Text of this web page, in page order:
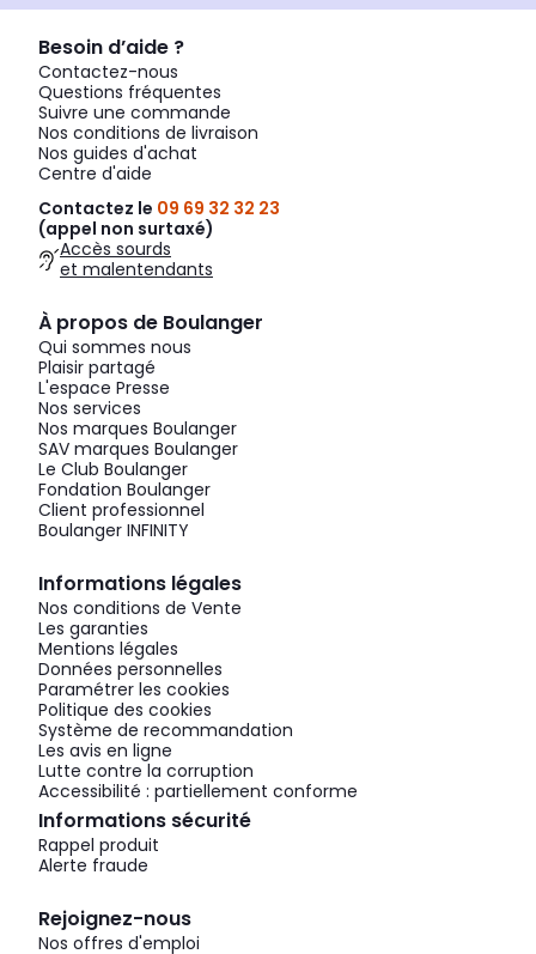
Besoin d’aide ?
Contactez-nous
Questions fréquentes
Suivre une commande
Nos conditions de livraison
Nos guides d'achat
Centre d'aide
Contactez le 09 69 32 32 23
(appel non surtaxé)
Accès sourds
et malentendants
À propos de Boulanger
Qui sommes nous
Plaisir partagé
L'espace Presse
Nos services
Nos marques Boulanger
SAV marques Boulanger
Le Club Boulanger
Fondation Boulanger
Client professionnel
Boulanger INFINITY
Informations légales
Nos conditions de Vente
Les garanties
Mentions légales
Données personnelles
Paramétrer les cookies
Politique des cookies
Système de recommandation
Les avis en ligne
Lutte contre la corruption
Accessibilité : partiellement conforme
Informations sécurité
Rappel produit
Alerte fraude
Rejoignez-nous
Nos offres d'emploi